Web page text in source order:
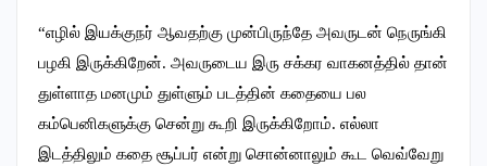
“எழில் இயக்குநர் ஆவதற்கு முன்பிருந்தே அவருடன் நெருங்கி
பழகி இருக்கிறேன். அவருடைய இரு சக்கர வாகனத்தில் தான்
துள்ளாத மனமும் துள்ளும் படத்தின் கதையை பல
கம்பெனிகளுக்கு சென்று கூறி இருக்கிறோம். எல்லா
இடத்திலும் கதை சூப்பர் என்று சொன்னாலும் கூட வெவ்வேறு